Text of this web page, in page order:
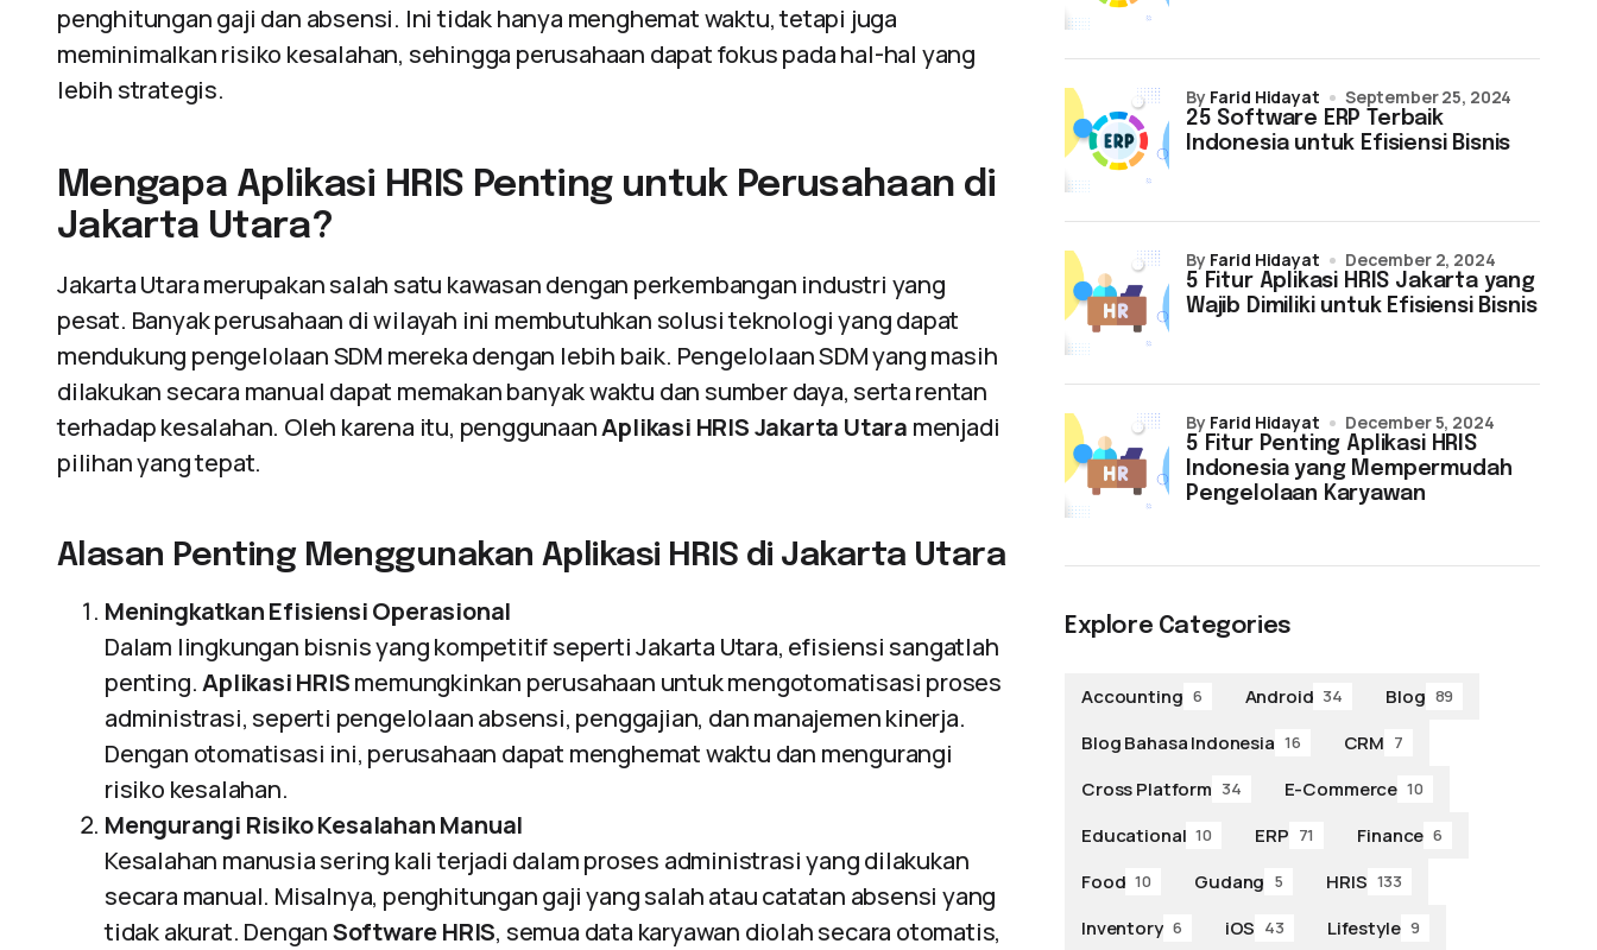
penghitungan gaji dan absensi. Ini tidak hanya menghemat waktu, tetapi juga
meminimalkan risiko kesalahan, sehingga perusahaan dapat fokus pada hal-hal yang
lebih strategis.
Mengapa Aplikasi HRIS Penting untuk Perusahaan di
Jakarta Utara?
Jakarta Utara merupakan salah satu kawasan dengan perkembangan industri yang
pesat. Banyak perusahaan di wilayah ini membutuhkan solusi teknologi yang dapat
mendukung pengelolaan SDM mereka dengan lebih baik. Pengelolaan SDM yang masih
dilakukan secara manual dapat memakan banyak waktu dan sumber daya, serta rentan
terhadap kesalahan. Oleh karena itu, penggunaanAplikasi HRIS Jakarta Utara menjadi
pilihan yang tepat.
Alasan Penting Menggunakan Aplikasi HRIS di Jakarta Utara
Meningkatkan Efisiensi Operasional
Dalam lingkungan bisnis yang kompetitif seperti Jakarta Utara, efisiensi sangatlah
penting.Aplikasi HRISmemungkinkan perusahaan untuk mengotomatisasi proses
administrasi, seperti pengelolaan absensi, penggajian, dan manajemen kinerja.
Dengan otomatisasi ini, perusahaan dapat menghemat waktu dan mengurangi
risiko kesalahan.
Mengurangi Risiko Kesalahan Manual
Kesalahan manusia sering kali terjadi dalam proses administrasi yang dilakukan
secara manual. Misalnya, penghitungan gaji yang salah atau catatan absensi yang
tidak akurat. DenganSoftware HRIS, semua data karyawan diolah secara otomatis,
25 Software ERP Terbaik
Indonesia untuk Efisiensi Bisnis
by Farid Hidayat September 25, 2024
5 Fitur Aplikasi HRIS Jakarta yang
Wajib Dimiliki untuk Efisiensi Bisnis
by Farid Hidayat December 2, 2024
5 Fitur Penting Aplikasi HRIS
Indonesia yang Mempermudah
Pengelolaan Karyawan
by Farid Hidayat December 5, 2024
Explore Categories
Accounting 6 Android 34 Blog 89
Blog Bahasa Indonesia 16 CRM 7
Cross Platform 34 E-Commerce 10
Educational 10 ERP 71 Finance 6
Food 10 Gudang 5 HRIS 133
Inventory 6 iOS 43 Lifestyle 9